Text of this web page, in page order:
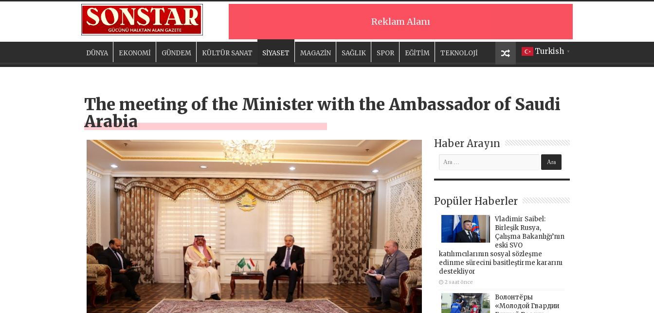
Reklam Alanı
Turkish ▼
DÜNYA EKONOMİ GÜNDEM KÜLTÜR SANAT SİYASET MAGAZİN SAĞLIK SPOR EĞİTİM TEKNOLOJİ
The meeting of the Minister with the Ambassador of Saudi
Arabia
Haber Arayın
Popüler Haberler
Vladimir Saibel:
Birleşik Rusya,
Çalışma Bakanlığı’nın
eski SVO
katılımcılarının sosyal sözleşme
edinme sürecini basitleştirme kararını
destekliyor
2 saat önce
Волонтёры
«Молодой Гвардии